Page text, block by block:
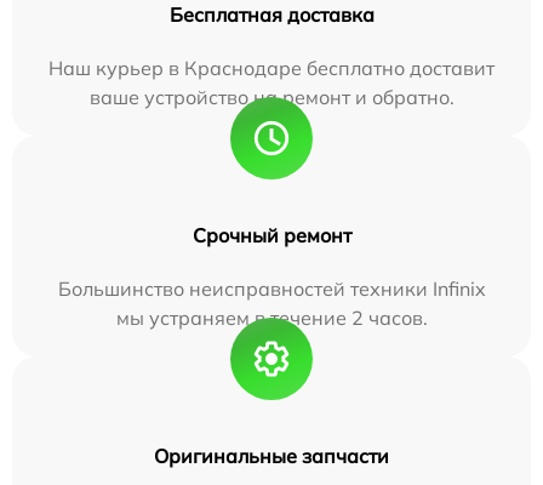
Бесплатная доставка
Наш курьер в Краснодаре бесплатно доставит
ваше устройство на ремонт и обратно.
Срочный ремонт
Большинство неисправностей техники Infinix
мы устраняем в течение 2 часов.
Оригинальные запчасти